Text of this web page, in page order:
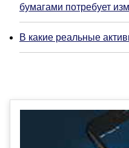
бумагами потребует
В какие реальные